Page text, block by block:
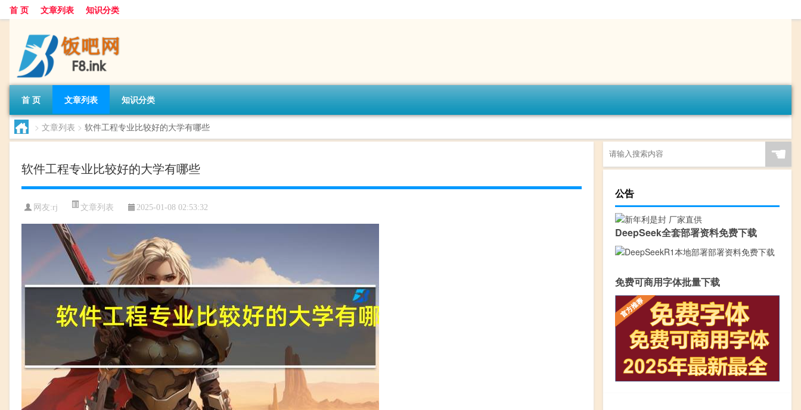
首 页 文章列表 知识分类
首 页 文章列表 知识分类
> 文章列表 > 软件工程专业比较好的大学有哪些
软件工程专业比较好的大学有哪些
网友:rj 文章列表 2025-01-08 02:53:32
☚
公告
DeepSeek全套部署资料免费下载
免费可商用字体批量下载